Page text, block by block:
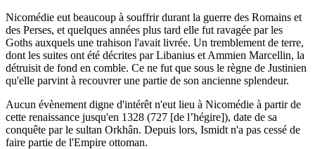
Nicomédie eut beaucoup à souffrir durant la guerre des Romains et
des Perses, et quelques années plus tard elle fut ravagée par les
Goths auxquels une trahison l'avait livrée. Un tremblement de terre,
dont les suites ont été décrites par Libanius et Ammien Marcellin, la
détruisit de fond en comble. Ce ne fut que sous le règne de Justinien
qu'elle parvint à recouvrer une partie de son ancienne splendeur.
Aucun évènement digne d'intérêt n'eut lieu à Nicomédie à partir de
cette renaissance jusqu'en 1328 (727 [de l’hégire]), date de sa
conquête par le sultan Orkhân. Depuis lors, Ismidt n'a pas cessé de
faire partie de l'Empire ottoman.